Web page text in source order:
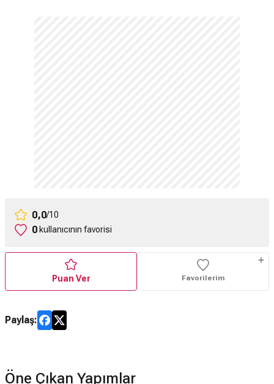
0,0/10
0 kullanıcının favorisi
Puan Ver Favorilerim
Paylaş:
Öne Çıkan Yapımlar